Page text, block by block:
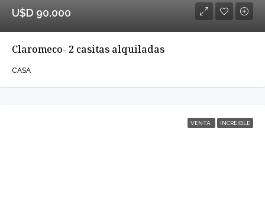
U$D 90.000
Claromeco- 2 casitas alquiladas
CASA
VENTA INCREIBLE